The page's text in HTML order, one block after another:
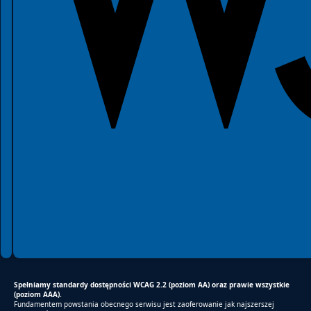
Spełniamy standardy dostępności WCAG 2.2 (poziom AA) oraz prawie wszystkie
(poziom AAA).
Fundamentem powstania obecnego serwisu jest zaoferowanie jak najszerszej